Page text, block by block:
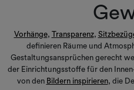
Vorhänge, Transparenz,
definieren Räume und
Gestaltungsansprüchen gerecht
der Einrichtungsstoffe für den
von den Bildern inspirieren, die